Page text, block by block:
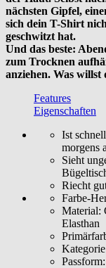
nächsten Gipfel,
sich dein T-Shirt
geschwitzt hat.
Und das beste:
zum Trocknen
anziehen. Was willst
Features
Eigenschaften
Ist
morgens
Sieht
Riecht
Farbe-
Material:
Elasthan
Passform: